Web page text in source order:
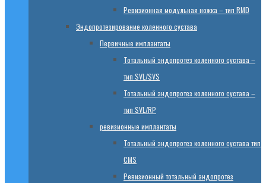
Ревизионная модульная ножка – тип RMD
Эндопротезированиe коленного сустава
Первичные имплантаты
Тотальный эндопротез коленного сустава –
тип SVL/SVS
Тотальный эндопротез коленного сустава –
тип SVL/RP
ревизионные имплантаты
Тотальный эндопротез коленного сустава тип
CMS
Ревизионный тотальный эндопротез